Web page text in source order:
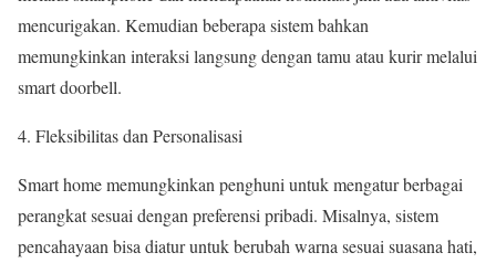
mencurigakan. Kemudian beberapa sistem bahkan
memungkinkan interaksi langsung dengan tamu atau kurir melalui
smart doorbell.
Fleksibilitas dan Personalisasi
Smart home memungkinkan penghuni untuk mengatur berbagai
perangkat sesuai dengan preferensi pribadi. Misalnya, sistem
pencahayaan bisa diatur untuk berubah warna sesuai suasana hati,